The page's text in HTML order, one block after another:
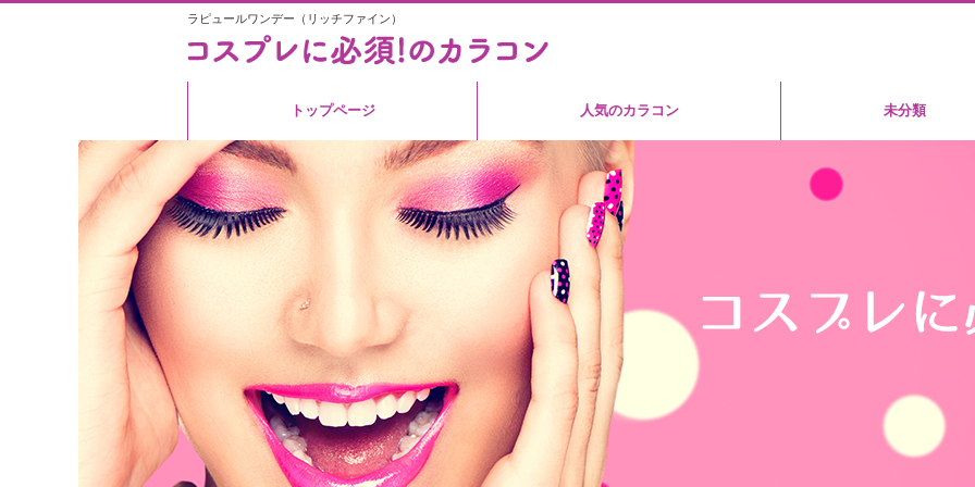
ラピュールワンデー（リッチファイン）
トップページ 人気のカラコン 未分類